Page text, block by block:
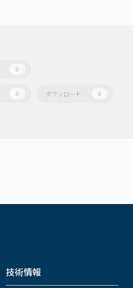
0
0 ダウンロード 0
技術情報